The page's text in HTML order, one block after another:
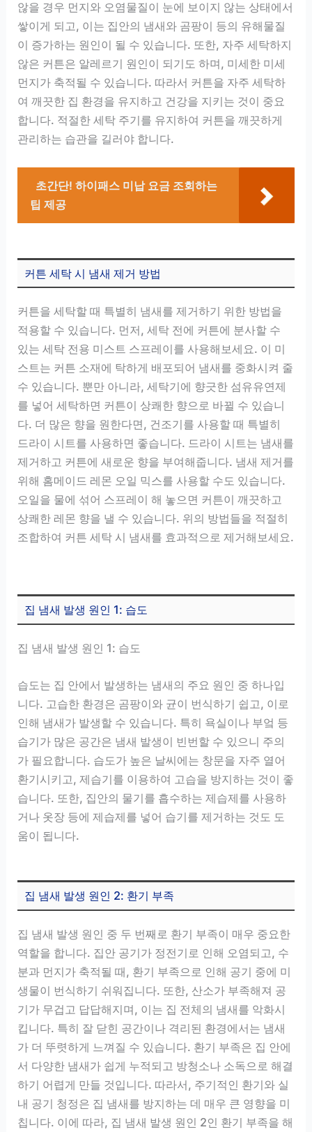
않을 경우 먼지와 오염물질이 눈에 보이지 않는 상태에서
쌓이게 되고, 이는 집안의 냄새와 곰팡이 등의 유해물질
이 증가하는 원인이 될 수 있습니다. 또한, 자주 세탁하지
않은 커튼은 알레르기 원인이 되기도 하며, 미세한 미세
먼지가 축적될 수 있습니다. 따라서 커튼을 자주 세탁하
여 깨끗한 집 환경을 유지하고 건강을 지키는 것이 중요
합니다. 적절한 세탁 주기를 유지하여 커튼을 깨끗하게
관리하는 습관을 길러야 합니다.
초간단! 하이패스 미납 요금 조회하는
팁 제공
커튼 세탁 시 냄새 제거 방법
커튼을 세탁할 때 특별히 냄새를 제거하기 위한 방법을
적용할 수 있습니다. 먼저, 세탁 전에 커튼에 분사할 수
있는 세탁 전용 미스트 스프레이를 사용해보세요. 이 미
스트는 커튼 소재에 탁하게 배포되어 냄새를 중화시켜 줄
수 있습니다. 뿐만 아니라, 세탁기에 향긋한 섬유유연제
를 넣어 세탁하면 커튼이 상쾌한 향으로 바뀔 수 있습니
다. 더 많은 향을 원한다면, 건조기를 사용할 때 특별히
드라이 시트를 사용하면 좋습니다. 드라이 시트는 냄새를
제거하고 커튼에 새로운 향을 부여해줍니다. 냄새 제거를
위해 홈메이드 레몬 오일 믹스를 사용할 수도 있습니다.
오일을 물에 섞어 스프레이 해 놓으면 커튼이 깨끗하고
상쾌한 레몬 향을 낼 수 있습니다. 위의 방법들을 적절히
조합하여 커튼 세탁 시 냄새를 효과적으로 제거해보세요.
집 냄새 발생 원인 1: 습도
집 냄새 발생 원인 1: 습도
습도는 집 안에서 발생하는 냄새의 주요 원인 중 하나입
니다. 고습한 환경은 곰팡이와 균이 번식하기 쉽고, 이로
인해 냄새가 발생할 수 있습니다. 특히 욕실이나 부엌 등
습기가 많은 공간은 냄새 발생이 빈번할 수 있으니 주의
가 필요합니다. 습도가 높은 날씨에는 창문을 자주 열어
환기시키고, 제습기를 이용하여 고습을 방지하는 것이 좋
습니다. 또한, 집안의 물기를 흡수하는 제습제를 사용하
거나 옷장 등에 제습제를 넣어 습기를 제거하는 것도 도
움이 됩니다.
집 냄새 발생 원인 2: 환기 부족
집 냄새 발생 원인 중 두 번째로 환기 부족이 매우 중요한
역할을 합니다. 집안 공기가 정전기로 인해 오염되고, 수
분과 먼지가 축적될 때, 환기 부족으로 인해 공기 중에 미
생물이 번식하기 쉬워집니다. 또한, 산소가 부족해져 공
기가 무겁고 답답해지며, 이는 집 전체의 냄새를 악화시
킵니다. 특히 잘 닫힌 공간이나 격리된 환경에서는 냄새
가 더 뚜렷하게 느껴질 수 있습니다. 환기 부족은 집 안에
서 다양한 냄새가 쉽게 누적되고 방청소나 소독으로 해결
하기 어렵게 만들 것입니다. 따라서, 주기적인 환기와 실
내 공기 청정은 집 냄새를 방지하는 데 매우 큰 영향을 미
칩니다. 이에 따라, 집 냄새 발생 원인 2인 환기 부족을 해